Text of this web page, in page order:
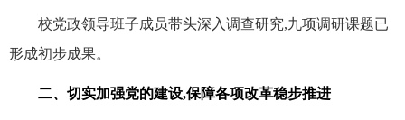
校党政领导班子成员带头深入调查研究,九项调研课题已
形成初步成果。
二、切实加强党的建设,保障各项改革稳步推进